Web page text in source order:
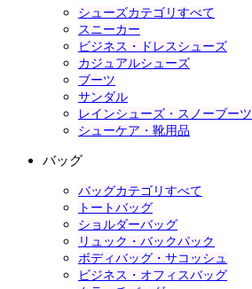
シューズカテゴリすべて
スニーカー
ビジネス・ドレスシューズ
カジュアルシューズ
ブーツ
サンダル
レインシューズ・スノーブーツ
シューケア・靴用品
バッグ
バッグカテゴリすべて
トートバッグ
ショルダーバッグ
リュック・バックパック
ボディバッグ・サコッシュ
ビジネス・オフィスバッグ